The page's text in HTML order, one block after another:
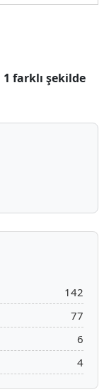
farklı şekilde
142
77
6
4